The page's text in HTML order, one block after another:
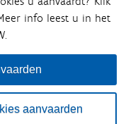
info leest u in het
aanvaarden
Integraal
(CIW) is een
zijn. Ook
Deze
en
en waterbeheer